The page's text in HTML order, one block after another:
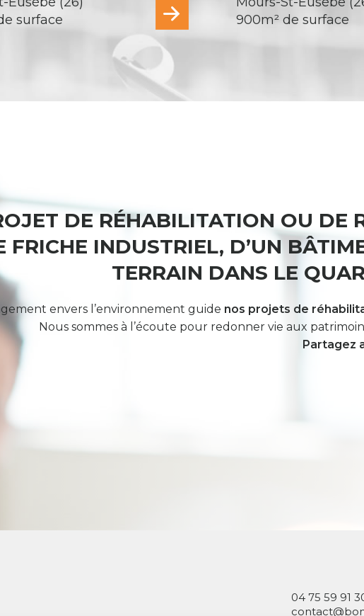
surface
900m² de surface
DE RÉHABILITATION OU DE
FRICHE INDUSTRIEL, D’UN
TERRAIN DANS LE
envers l’environnement guide nos projets de
Nous sommes à l’écoute pour redonner vie aux
Partagez
04 75 59 91